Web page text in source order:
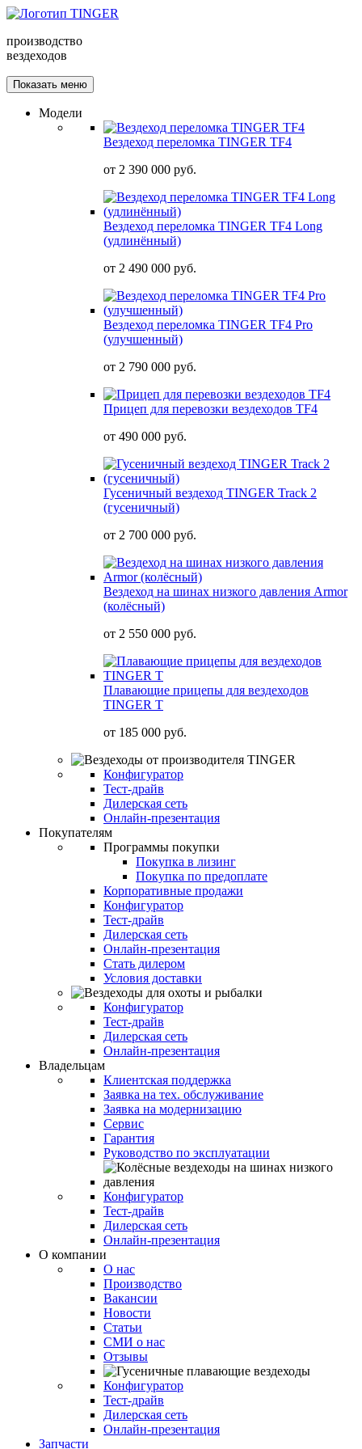
производство
вездеходов
Показать меню
Модели
Вездеход переломка TINGER TF4
от 2 390 000 руб.
Вездеход переломка TINGER TF4 Long
(удлинённый)
от 2 490 000 руб.
Вездеход переломка TINGER TF4 Pro
(улучшенный)
от 2 790 000 руб.
Прицеп для перевозки вездеходов TF4
от 490 000 руб.
Гусеничный вездеход TINGER Track 2
(гусеничный)
от 2 700 000 руб.
Вездеход на шинах низкого давления Armor
(колёсный)
от 2 550 000 руб.
Плавающие прицепы для вездеходов
TINGER T
от 185 000 руб.
Конфигуратор
Тест-драйв
Дилерская сеть
Онлайн-презентация
Покупателям
Программы покупки
Покупка в лизинг
Покупка по предоплате
Корпоративные продажи
Конфигуратор
Тест-драйв
Дилерская сеть
Онлайн-презентация
Стать дилером
Условия доставки
Конфигуратор
Тест-драйв
Дилерская сеть
Онлайн-презентация
Владельцам
Клиентская поддержка
Заявка на тех. обслуживание
Заявка на модернизацию
Сервис
Гарантия
Руководство по эксплуатации
Конфигуратор
Тест-драйв
Дилерская сеть
Онлайн-презентация
О компании
О нас
Производство
Вакансии
Новости
Статьи
СМИ о нас
Отзывы
Конфигуратор
Тест-драйв
Дилерская сеть
Онлайн-презентация
Запчасти